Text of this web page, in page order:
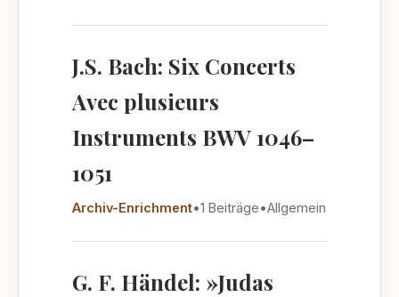
J.S. Bach: Six Concerts
Avec plusieurs
Instruments BWV 1046–
1051
Archiv-Enrichment•1 Beiträge•Allgemein
G. F. Händel: »Judas